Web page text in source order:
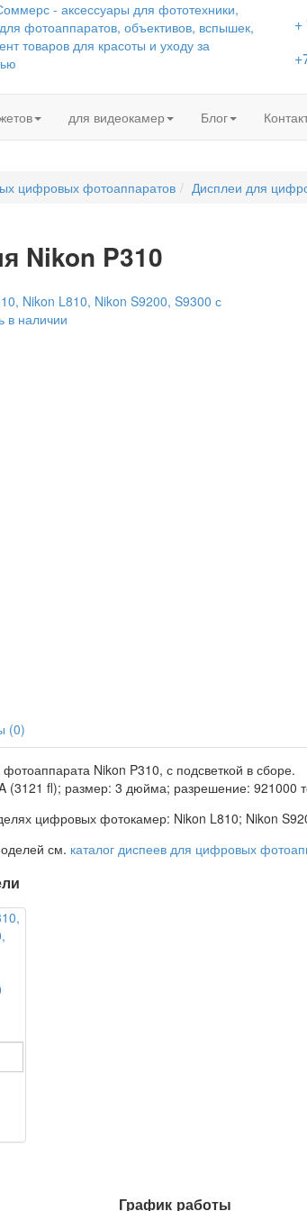
+
для видеокамер Блог
цифровых фотоаппаратов Дисплеи для
Nikon P310
(0)
Nikon P310, с подсветкой в сборе.
(3121 fl); размер: 3 дюйма; разрешение: 921000
цифровых фотокамер: Nikon L810; Nikon
см. каталог диспеев для цифровых
График работы